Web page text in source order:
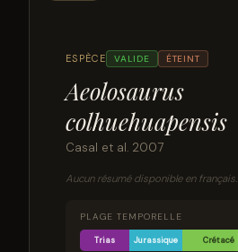
ESPÈCE VALIDE ÉTEINT
Aeolosaurus
colhuehuapensis
Casal et al. 2007
Aucun résumé disponible en français.
PLAGE TEMPORELLE
Trias Jurassique Crétacé